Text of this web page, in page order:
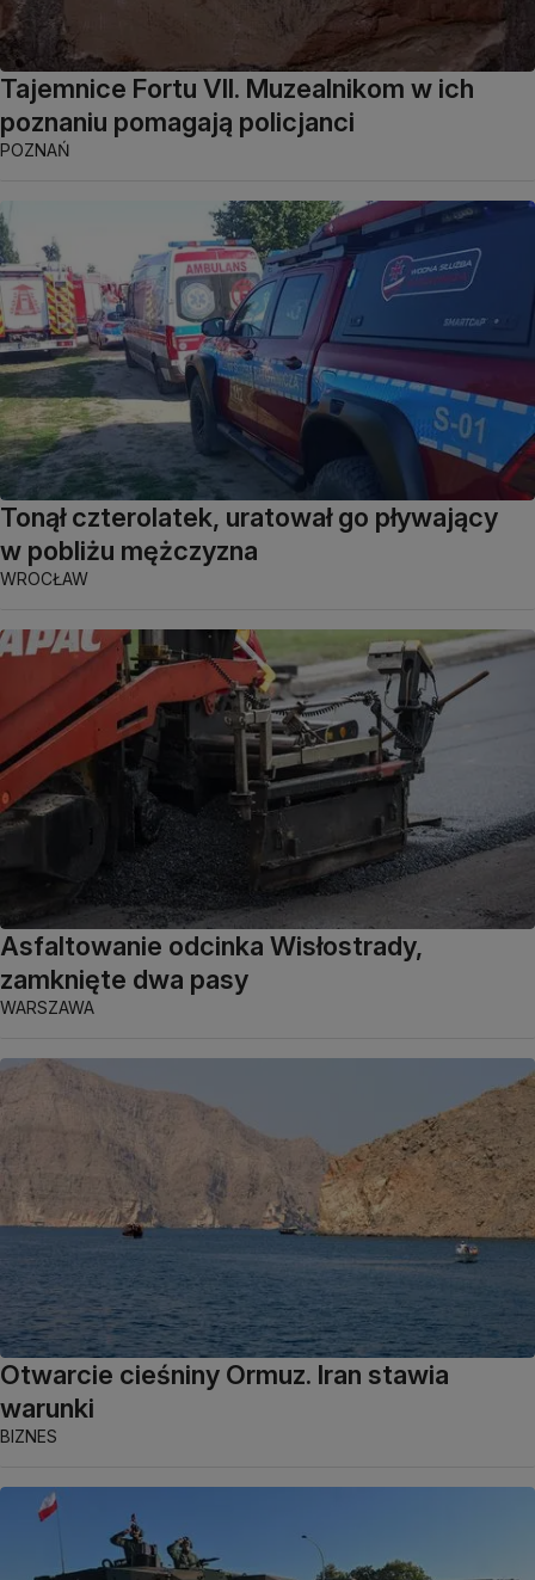
Tajemnice Fortu VII. Muzealnikom w ich
poznaniu pomagają policjanci
POZNAŃ
Tonął czterolatek, uratował go pływający
w pobliżu mężczyzna
WROCŁAW
Asfaltowanie odcinka Wisłostrady,
zamknięte dwa pasy
WARSZAWA
Otwarcie cieśniny Ormuz. Iran stawia
warunki
BIZNES